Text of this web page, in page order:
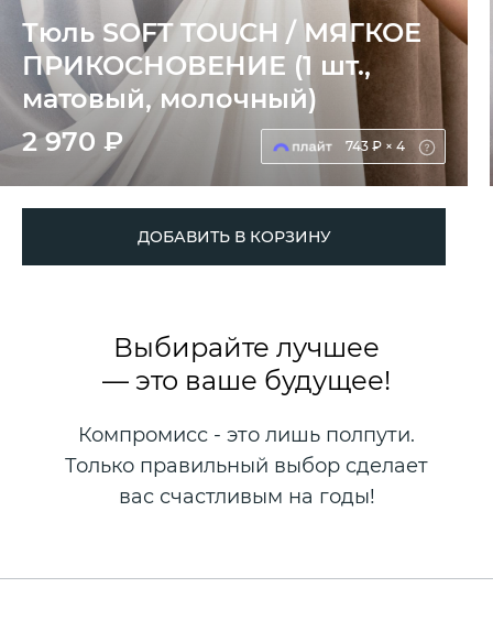
Тюль SOFT TOUCH / МЯГКОЕ
ПРИКОСНОВЕНИЕ (1 шт.,
матовый, молочный)
2 970 ₽
743 ₽ × 4
ДОБАВИТЬ В КОРЗИНУ
Выбирайте лучшее
— это ваше будущее!
Компромисс - это лишь полпути.
Только правильный выбор сделает
вас счастливым на годы!